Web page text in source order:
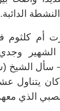
الدائبة.
أم كلثوم
الشهير
سأل الشيخ
يتناول
الذي